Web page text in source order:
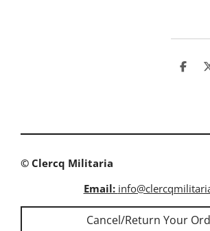
S
© Clercq Militaria
Email:
Cancel/Return Your